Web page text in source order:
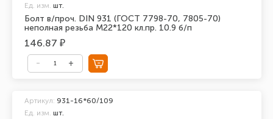
Болт в/проч. DIN 931 (ГОСТ 7798-70, 7805-70)
неполная резьба М22*120 кл.пр. 10.9 б/п
Ед. изм. шт.
146.87 ₽
Артикул: 931-16*60/109
Ед. изм. шт.